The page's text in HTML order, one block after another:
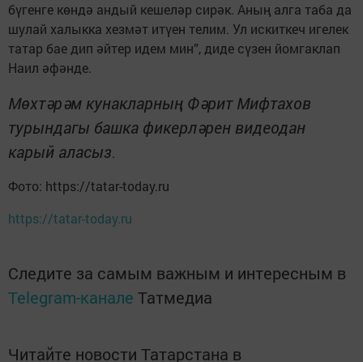
бүгенге көндә андый кешеләр сирәк. Аның алга таба да
шулай халыкка хезмәт итүен телим. Ул искиткеч игелек
татар бае дип әйтер идем мин”, диде сүзен йомгаклап
Наил әфәнде.
Мөхтәрәм кунакларның Фәрит Мифтахов
турындагы башка фикерләрен видеодан
карый аласыз.
Фото: https://tatar-today.ru
https://tatar-today.ru
Следите за самым важным и интересным в
Telegram-канале Татмедиа
Читайте новости Татарстана в